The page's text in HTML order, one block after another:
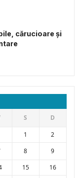
cărucioare și
S
D
1
2
8
9
15
16